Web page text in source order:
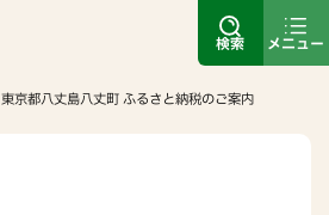
検索 メニュー
東京都八丈島八丈町 ふるさと納税のご案内